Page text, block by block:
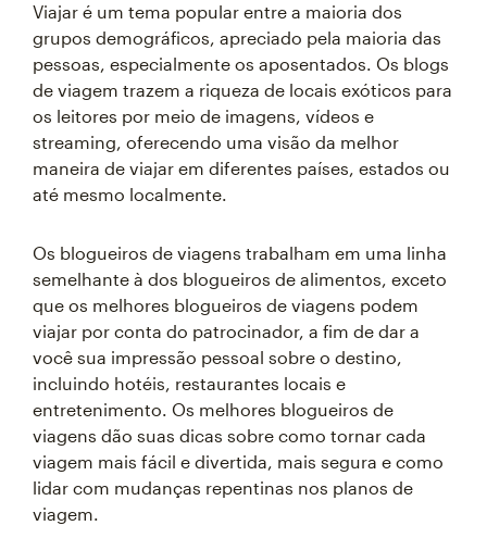
Viajar é um tema popular entre a maioria dos
grupos demográficos, apreciado pela maioria das
pessoas, especialmente os aposentados. Os blogs
de viagem trazem a riqueza de locais exóticos para
os leitores por meio de imagens, vídeos e
streaming, oferecendo uma visão da melhor
maneira de viajar em diferentes países, estados ou
até mesmo localmente.
Os blogueiros de viagens trabalham em uma linha
semelhante à dos blogueiros de alimentos, exceto
que os melhores blogueiros de viagens podem
viajar por conta do patrocinador, a fim de dar a
você sua impressão pessoal sobre o destino,
incluindo hotéis, restaurantes locais e
entretenimento. Os melhores blogueiros de
viagens dão suas dicas sobre como tornar cada
viagem mais fácil e divertida, mais segura e como
lidar com mudanças repentinas nos planos de
viagem.